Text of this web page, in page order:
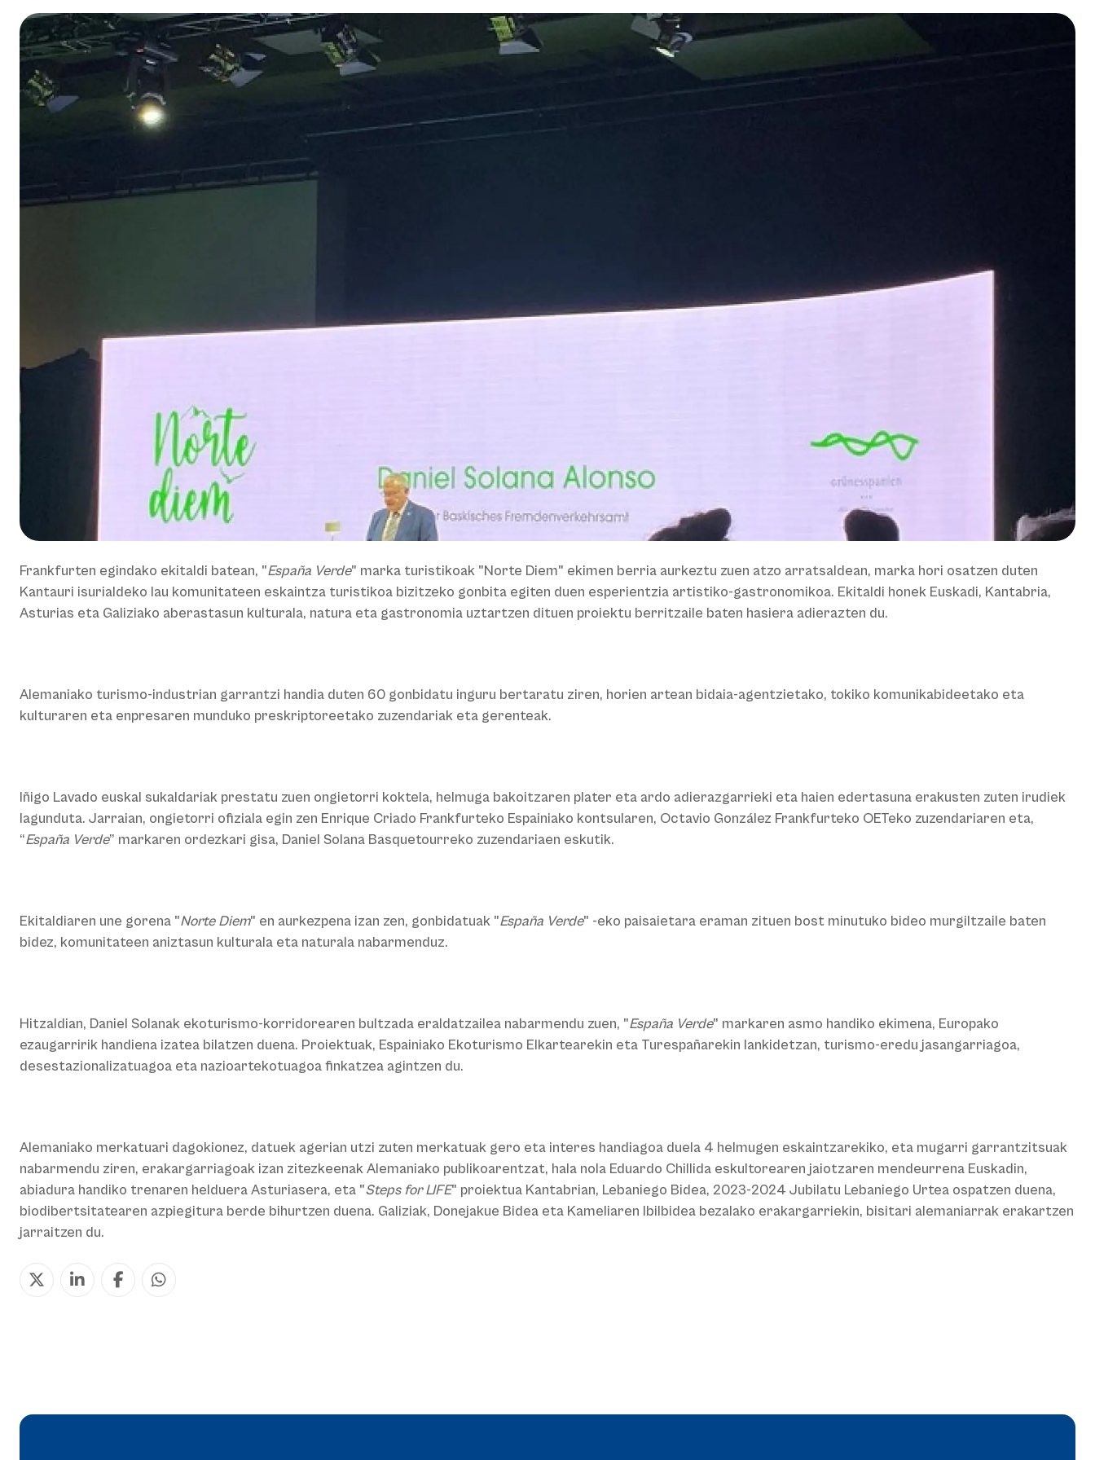
Frankfurten egindako ekitaldi batean, "España Verde" marka turistikoak "Norte Diem" ekimen berria aurkeztu zuen atzo arratsaldean, marka hori osatzen duten
Kantauri isurialdeko lau komunitateen eskaintza turistikoa bizitzeko gonbita egiten duen esperientzia artistiko-gastronomikoa. Ekitaldi honek Euskadi, Kantabria,
Asturias eta Galiziako aberastasun kulturala, natura eta gastronomia uztartzen dituen proiektu berritzaile baten hasiera adierazten du.
Alemaniako turismo-industrian garrantzi handia duten 60 gonbidatu inguru bertaratu ziren, horien artean bidaia-agentzietako, tokiko komunikabideetako eta
kulturaren eta enpresaren munduko preskriptoreetako zuzendariak eta gerenteak.
Iñigo Lavado euskal sukaldariak prestatu zuen ongietorri koktela, helmuga bakoitzaren plater eta ardo adierazgarrieki eta haien edertasuna erakusten zuten irudiek
lagunduta. Jarraian, ongietorri ofiziala egin zen Enrique Criado Frankfurteko Espainiako kontsularen, Octavio González Frankfurteko OETeko zuzendariaren eta,
“España Verde” markaren ordezkari gisa, Daniel Solana Basquetourreko zuzendariaen eskutik.
Ekitaldiaren une gorena "Norte Diem" en aurkezpena izan zen, gonbidatuak "España Verde" -eko paisaietara eraman zituen bost minutuko bideo murgiltzaile baten
bidez, komunitateen aniztasun kulturala eta naturala nabarmenduz.
Hitzaldian, Daniel Solanak ekoturismo-korridorearen bultzada eraldatzailea nabarmendu zuen, "España Verde" markaren asmo handiko ekimena, Europako
ezaugarririk handiena izatea bilatzen duena. Proiektuak, Espainiako Ekoturismo Elkartearekin eta Turespañarekin lankidetzan, turismo-eredu jasangarriagoa,
desestazionalizatuagoa eta nazioartekotuagoa finkatzea agintzen du.
Alemaniako merkatuari dagokionez, datuek agerian utzi zuten merkatuak gero eta interes handiagoa duela 4 helmugen eskaintzarekiko, eta mugarri garrantzitsuak
nabarmendu ziren, erakargarriagoak izan zitezkeenak Alemaniako publikoarentzat, hala nola Eduardo Chillida eskultorearen jaiotzaren mendeurrena Euskadin,
abiadura handiko trenaren helduera Asturiasera, eta "Steps for LIFE" proiektua Kantabrian, Lebaniego Bidea, 2023-2024 Jubilatu Lebaniego Urtea ospatzen duena,
biodibertsitatearen azpiegitura berde bihurtzen duena. Galiziak, Donejakue Bidea eta Kameliaren Ibilbidea bezalako erakargarriekin, bisitari alemaniarrak erakartzen
jarraitzen du.